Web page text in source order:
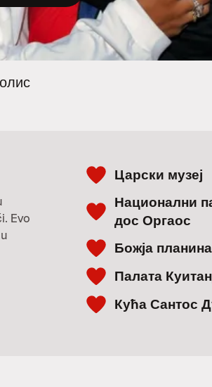
Evo
Царски музеј
Национални
дос Оргаос
Божја
Палата
Кућа Сантос